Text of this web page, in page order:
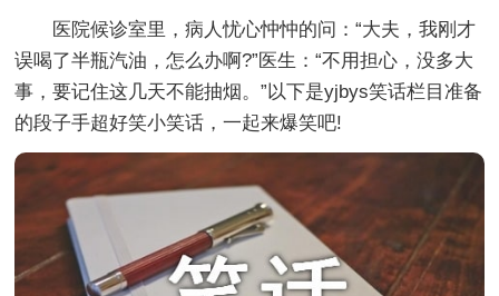
医院候诊室里，病人忧心忡忡的问：“大夫，我刚才
误喝了半瓶汽油，怎么办啊?”医生：“不用担心，没多大
事，要记住这几天不能抽烟。”以下是yjbys笑话栏目准备
的段子手超好笑小笑话，一起来爆笑吧!